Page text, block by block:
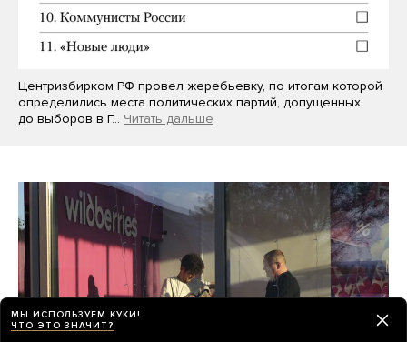
Центризбирком РФ провел жеребьевку, по итогам которой
определились места политических партий, допущенных
до выборов в Г… Читать дальше
МЫ ИСПОЛЬЗУЕМ КУКИ!
ЧТО ЭТО ЗНАЧИТ?